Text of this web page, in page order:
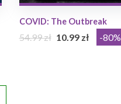
COVID: The Outbreak
54.99 zł 10.99 zł -80%